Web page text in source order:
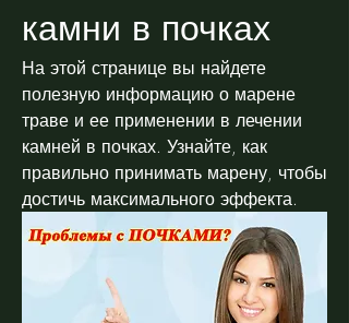
камни в почках
На этой странице вы найдете
полезную информацию о марене
траве и ее применении в лечении
камней в почках. Узнайте, как
правильно принимать марену, чтобы
достичь максимального эффекта.